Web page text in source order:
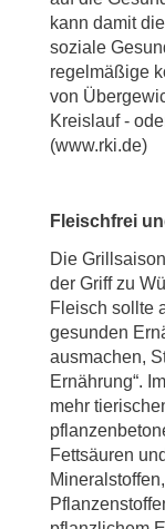
kann damit
soziale
regelmäßige
von
Kreislauf -
(www.rki.de)
Fleischfrei
Die
der Griff zu
Fleisch sollte
gesunden
ausmachen,
Ernährung“.
mehr
Fettsäuren